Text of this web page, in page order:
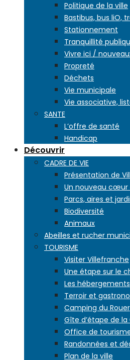
Politique de la ville
Bastibus, bus liO,
Stationnement
Tranquillité
Vivre ici /
Propreté
Déchets
Vie municipale
Vie associative,
SANTE
L’offre de santé
Handicap
Découvrir
CADRE DE VIE
Présentation de
Un nouveau cœur
Parcs, aires et
Biodiversité
Animaux
Abeilles et rucher
TOURISME
Visiter Villefranche
Une étape sur le
Les hébergements
Terroir et
Camping du
Gîte d’étape de la
Office de
Randonnées et
Plan de la ville